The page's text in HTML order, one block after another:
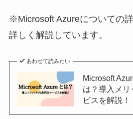
※Microsoft Azureについての
詳しく解説しています。
あわせて読みたい
Microsoft
は？導入メ
ビスを解説！